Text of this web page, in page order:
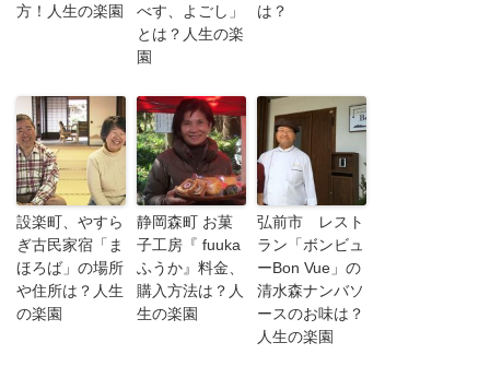
方！人生の楽園
べす、よごし」
とは？人生の楽
園
は？
設楽町、やすら
ぎ古民家宿「ま
ほろば」の場所
や住所は？人生
の楽園
静岡森町 お菓
子工房『 fuuka
ふうか』料金、
購入方法は？人
生の楽園
弘前市 レスト
ラン「ボンビュ
ーBon Vue」の
清水森ナンバソ
ースのお味は？
人生の楽園